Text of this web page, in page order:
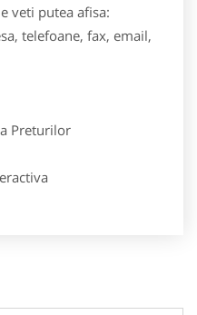
veti putea afisa:
telefoane, fax, email,
Preturilor